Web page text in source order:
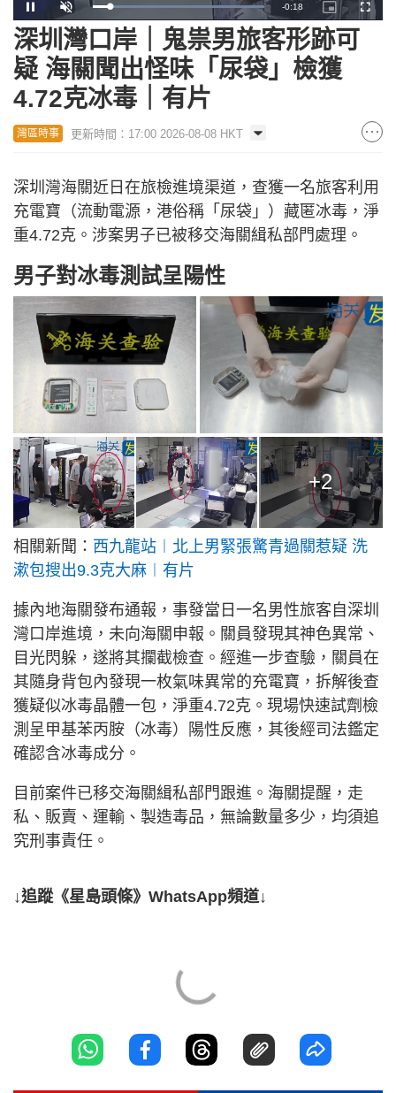
Pause Unmute Loaded:
100.00%
Remaining
Time
-0:17
Picture-
in-
Picture
深圳灣口岸｜鬼祟男旅客形跡可
疑 海關聞出怪味「尿袋」檢獲
4.72克冰毒｜有片
灣區時事 更新時間：17:00 2026-08-08 HKT
深圳灣海關近日在旅檢進境渠道，查獲一名旅客利用
充電寶（流動電源，港俗稱「尿袋」）藏匿冰毒，淨
重4.72克。涉案男子已被移交海關緝私部門處理。
男子對冰毒測試呈陽性
+2
相關新聞： 西九龍站︱北上男緊張驚青過關惹疑 洗
漱包搜出9.3克大麻︱有片
據內地海關發布通報，事發當日一名男性旅客自深圳
灣口岸進境，未向海關申報。關員發現其神色異常、
目光閃躲，遂將其攔截檢查。經進一步查驗，關員在
其隨身背包內發現一枚氣味異常的充電寶，拆解後查
獲疑似冰毒晶體一包，淨重4.72克。現場快速試劑檢
測呈甲基苯丙胺（冰毒）陽性反應，其後經司法鑑定
確認含冰毒成分。
目前案件已移交海關緝私部門跟進。海關提醒，走
私、販賣、運輸、製造毒品，無論數量多少，均須追
究刑事責任。
↓追蹤《星島頭條》WhatsApp頻道↓